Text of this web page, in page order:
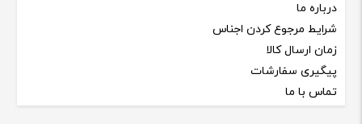
درباره ما
شرایط مرجوع کردن اجناس
زمان ارسال کالا
پیگیری سفارشات
تماس با ما